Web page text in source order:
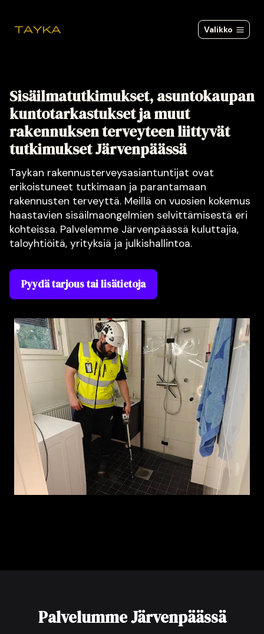
Valikko
Sisäilmatutkimukset, asuntokaupan
kuntotarkastukset ja muut
rakennuksen terveyteen liittyvät
tutkimukset Järvenpäässä
Taykan rakennusterveysasiantuntijat ovat
erikoistuneet tutkimaan ja parantamaan
rakennusten terveyttä. Meillä on vuosien kokemus
haastavien sisäilmaongelmien selvittämisestä eri
kohteissa. Palvelemme Järvenpäässä kuluttajia,
taloyhtiöitä, yrityksiä ja julkishallintoa.
Pyydä tarjous tai lisätietoja
Palvelumme Järvenpäässä